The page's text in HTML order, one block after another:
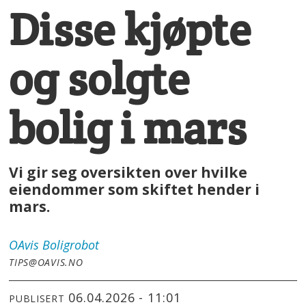
Disse kjøpte
og solgte
bolig i mars
Vi gir seg oversikten over hvilke
eiendommer som skiftet hender i
mars.
OAvis Boligrobot
TIPS@OAVIS.NO
PUBLISERT 06.04.2026 - 11:01